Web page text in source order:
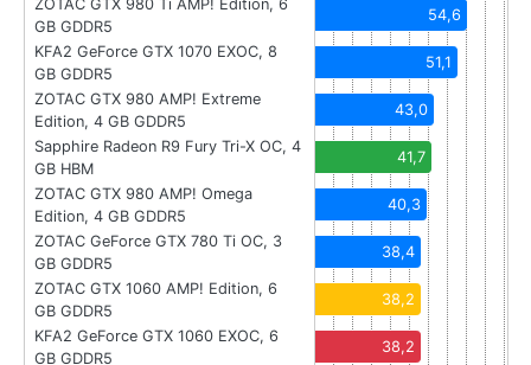
ZOTAC GTX 980 Ti AMP! Edition, 6
GB GDDR5
54,6
KFA2 GeForce GTX 1070 EXOC, 8
GB GDDR5
51,1
ZOTAC GTX 980 AMP! Extreme
Edition, 4 GB GDDR5
43,0
Sapphire Radeon R9 Fury Tri-X OC, 4
GB HBM
41,7
ZOTAC GTX 980 AMP! Omega
Edition, 4 GB GDDR5
40,3
ZOTAC GeForce GTX 780 Ti OC, 3
GB GDDR5
38,4
ZOTAC GTX 1060 AMP! Edition, 6
GB GDDR5
38,2
KFA2 GeForce GTX 1060 EXOC, 6
GB GDDR5
38,2